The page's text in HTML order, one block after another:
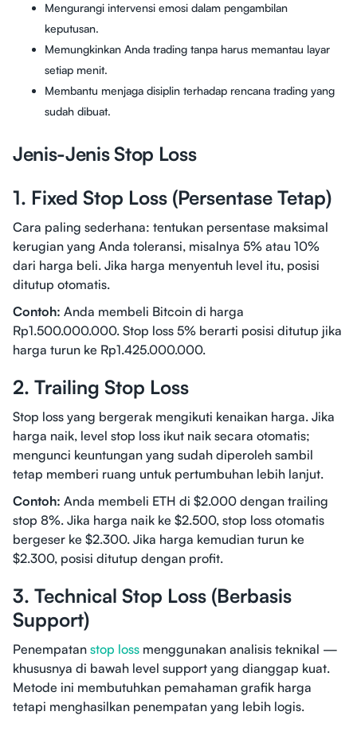
Mengurangi intervensi emosi dalam pengambilan
keputusan.
Memungkinkan Anda trading tanpa harus memantau layar
setiap menit.
Membantu menjaga disiplin terhadap rencana trading yang
sudah dibuat.
Jenis-Jenis Stop Loss
1. Fixed Stop Loss (Persentase Tetap)
Cara paling sederhana: tentukan persentase maksimal
kerugian yang Anda toleransi, misalnya 5% atau 10%
dari harga beli. Jika harga menyentuh level itu, posisi
ditutup otomatis.
Contoh: Anda membeli Bitcoin di harga
Rp1.500.000.000. Stop loss 5% berarti posisi ditutup jika
harga turun ke Rp1.425.000.000.
2. Trailing Stop Loss
Stop loss yang bergerak mengikuti kenaikan harga. Jika
harga naik, level stop loss ikut naik secara otomatis;
mengunci keuntungan yang sudah diperoleh sambil
tetap memberi ruang untuk pertumbuhan lebih lanjut.
Contoh: Anda membeli ETH di $2.000 dengan trailing
stop 8%. Jika harga naik ke $2.500, stop loss otomatis
bergeser ke $2.300. Jika harga kemudian turun ke
$2.300, posisi ditutup dengan profit.
3. Technical Stop Loss (Berbasis
Support)
Penempatan stop loss menggunakan analisis teknikal —
khususnya di bawah level support yang dianggap kuat.
Metode ini membutuhkan pemahaman grafik harga
tetapi menghasilkan penempatan yang lebih logis.